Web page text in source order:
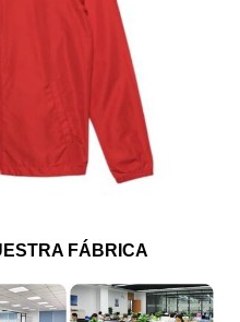
FÁBRICA